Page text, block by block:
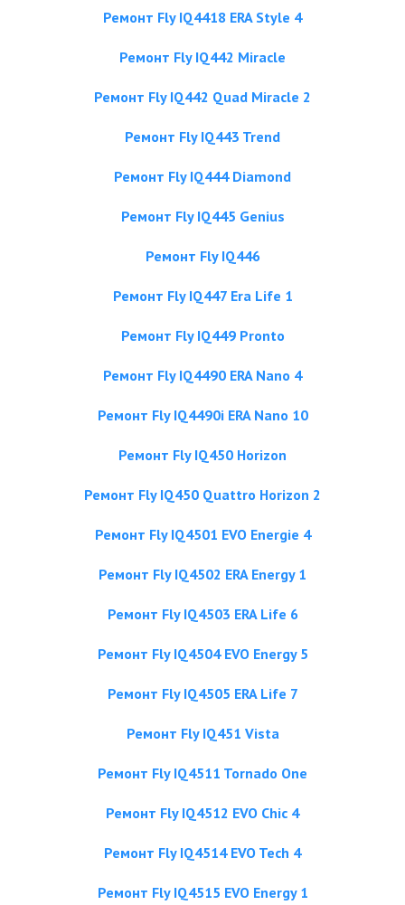
Ремонт Fly IQ4418 ERA Style 4
Ремонт Fly IQ442 Miracle
Ремонт Fly IQ442 Quad Miracle 2
Ремонт Fly IQ443 Trend
Ремонт Fly IQ444 Diamond
Ремонт Fly IQ445 Genius
Ремонт Fly IQ446
Ремонт Fly IQ447 Era Life 1
Ремонт Fly IQ449 Pronto
Ремонт Fly IQ4490 ERA Nano 4
Ремонт Fly IQ4490i ERA Nano 10
Ремонт Fly IQ450 Horizon
Ремонт Fly IQ450 Quattro Horizon 2
Ремонт Fly IQ4501 EVO Energie 4
Ремонт Fly IQ4502 ERA Energy 1
Ремонт Fly IQ4503 ERA Life 6
Ремонт Fly IQ4504 EVO Energy 5
Ремонт Fly IQ4505 ERA Life 7
Ремонт Fly IQ451 Vista
Ремонт Fly IQ4511 Tornado One
Ремонт Fly IQ4512 EVO Chic 4
Ремонт Fly IQ4514 EVO Tech 4
Ремонт Fly IQ4515 EVO Energy 1